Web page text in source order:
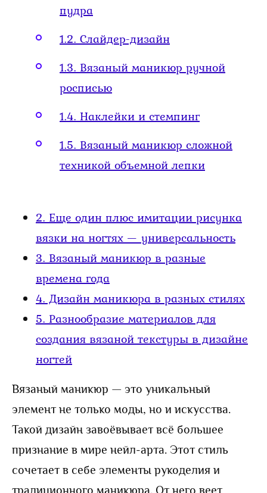
пудра
1.2.Слайдер-дизайн
1.3.Вязаный маникюр ручной
росписью
1.4.Наклейки и стемпинг
1.5.Вязаный маникюр сложной
техникой объемной лепки
2.Еще один плюс имитации рисунка
вязки на ногтях — универсальность
3.Вязаный маникюр в разные
времена года
4.Дизайн маникюра в разных стилях
5.Разнообразие материалов для
создания вязаной текстуры в дизайне
ногтей
Вязаный маникюр — это уникальный
элемент не только моды, но и искусства.
Такой дизайн завоёвывает всё большее
признание в мире нейл-арта. Этот стиль
сочетает в себе элементы рукоделия и
традиционного маникюра. От него веет